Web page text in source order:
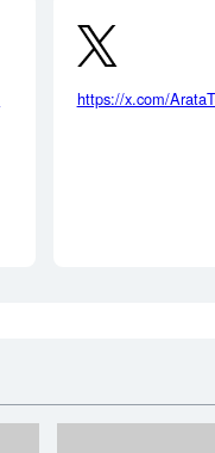
https://x.com/